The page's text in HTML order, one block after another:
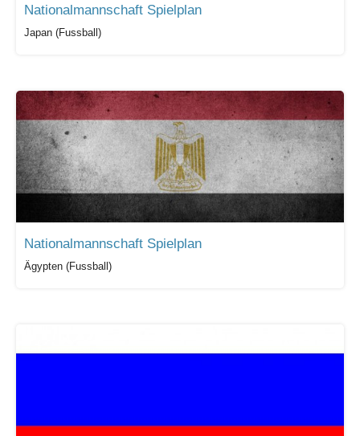
Nationalmannschaft Spielplan
Japan (Fussball)
Nationalmannschaft Spielplan
Ägypten (Fussball)